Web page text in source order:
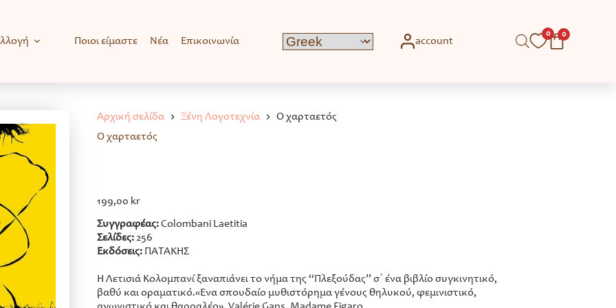
Ποιοι είμαστε Νέα Επικοινωνία account
0 0
Αρχική σελίδα Ξένη Λογοτεχνία
O χαρταετός
O χαρταετός
199,00 kr
Συγγραφέας:Colombani Laetitia
Σελίδες:256
Εκδόσεις: ΠΑΤΑΚΗΣ
Η Λετισιά Κολομπανί ξαναπιάνει το νήμα της “Πλεξούδας” σ᾽ ένα βιβλίο συγκινητικό,
βαθύ και οραματικό.«Ένα σπουδαίο μυθιστόρημα γένους θηλυκού, φεμινιστικό,